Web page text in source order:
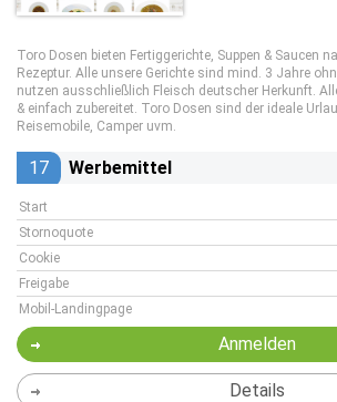
Toro Dosen bieten Fertiggerichte, Suppen & Saucen
Rezeptur. Alle unsere Gerichte sind mind. 3 Jahre
nutzen ausschließlich Fleisch deutscher Herkunft.
& einfach zubereitet. Toro Dosen sind der ideale
Reisemobile, Camper uvm.
17 Werbemittel
Start
Stornoquote
Cookie
Freigabe
Mobil-Landingpage
Anmelden
Details